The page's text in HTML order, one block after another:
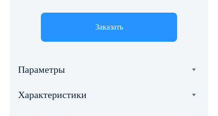
Заказать
Параметры
Ширина
10 метров
Характеристики